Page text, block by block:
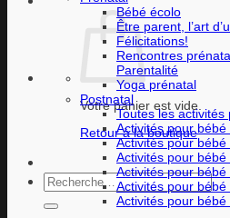
Votre panier est vide.
Retour à la boutique
Recherche
pour :
Bébé écolo
Être parent, l’art
Félicitations!
Rencontres
Parentalité
Yoga prénatal
Postnatal
Toutes les activités
Activités pour
Activités pour
Activités pour
Activités pour
Activités pour
Activités pour